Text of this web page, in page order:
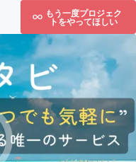
もう一度プロジェク
トをやってほしい